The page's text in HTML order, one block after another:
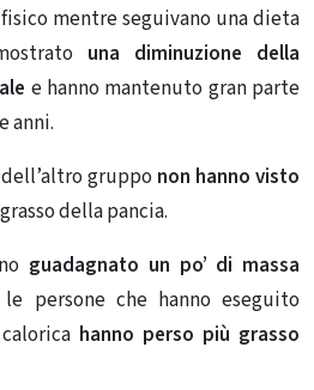
mentre seguivano una dieta
una diminuzione della
e hanno mantenuto gran parte
anni.
gruppo non hanno visto
della pancia.
guadagnato un po’ di massa
persone che hanno eseguito
hanno perso più grasso